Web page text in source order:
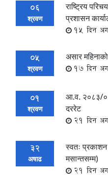
06
श्रवण
राष्ट्रिय
प्रशासन
15 दिन
05
श्रवण
असार
17 दिन
01
श्रवण
आ.व. २०८३/
दररेट
21 दिन
32
अषाढ
स्वतः
मसान्तसम्म)
21 दिन